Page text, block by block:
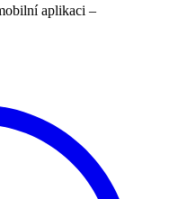
aplikaci –